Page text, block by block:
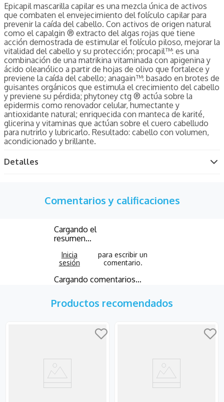
Epicapil mascarilla capilar es una mezcla única de activos
que combaten el envejecimiento del folículo capilar para
prevenir la caída del cabello. Con activos de origen natural
como el capalgin ® extracto del algas rojas que tiene
acción demostrada de estimular el folículo piloso, mejorar la
vitalidad del cabello y su protección; procapil™: es una
combinación de una matrikina vitaminada con apigenina y
ácido oleanólico a partir de hojas de olivo que fortalece y
previene la caída del cabello; anagain™: basado en brotes de
guisantes orgánicos que estimula el crecimiento del cabello
y previene su pérdida; phytoney ctg ® actúa sobre la
epidermis como renovador celular, humectante y
antioxidante natural; enriquecida con manteca de karité,
glicerina y vitaminas que actúan sobre el cuero cabelludo
para nutrirlo y lubricarlo. Resultado: cabello con volumen,
acondicionado y brillante.
Detalles
Comentarios y calificaciones
Cargando el
resumen…
Cargando comentarios…
Productos recomendados